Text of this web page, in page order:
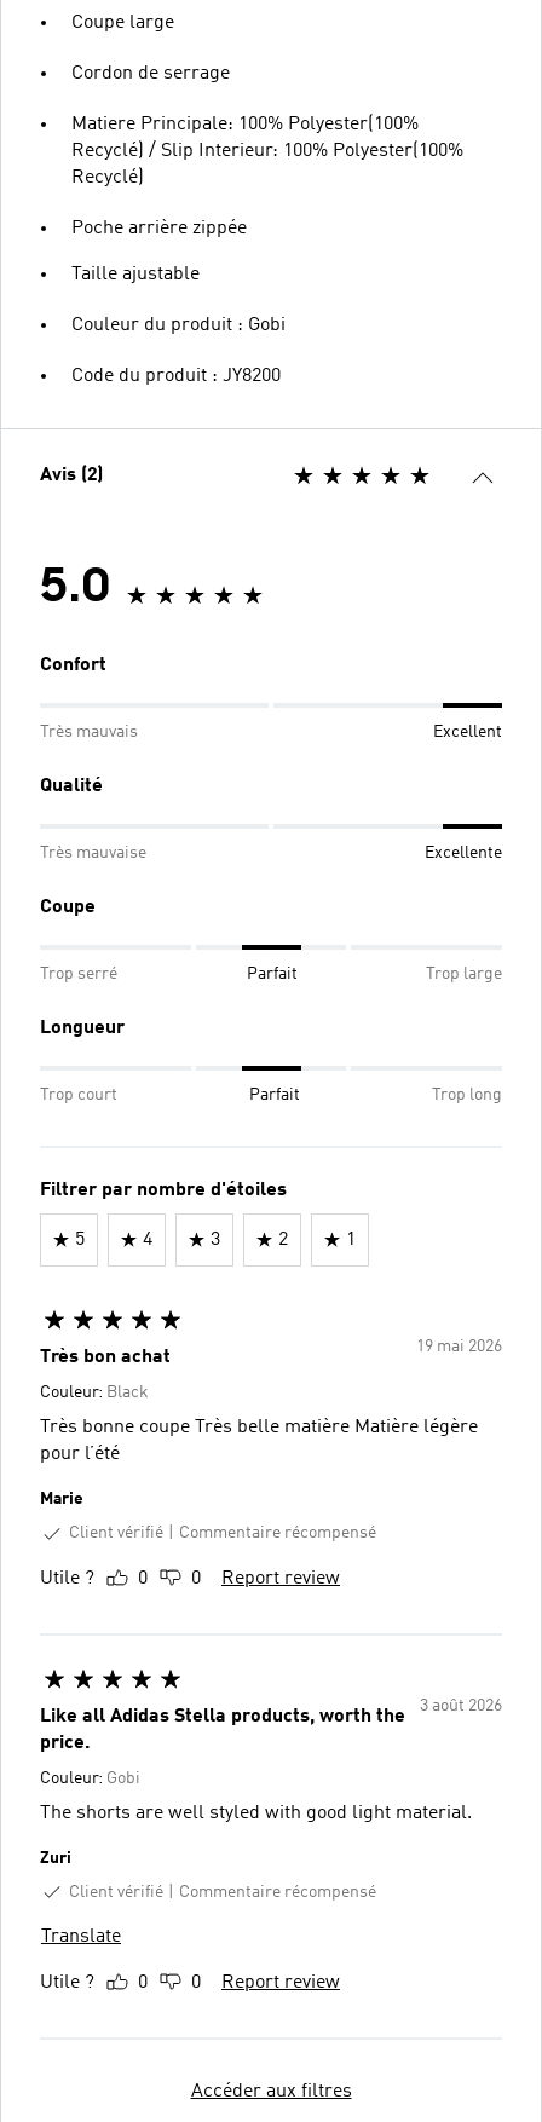
Coupe large
Cordon de serrage
Matiere Principale: 100% Polyester(100%
Recyclé) / Slip Interieur: 100% Polyester(100%
Recyclé)
Poche arrière zippée
Taille ajustable
Couleur du produit : Gobi
Code du produit : JY8200
Avis (2)
5.0
Confort
Très mauvais Excellent
Qualité
Très mauvaise Excellente
Coupe
Trop serré Parfait Trop large
Longueur
Trop court Parfait Trop long
Filtrer par nombre d'étoiles
5 4 3 2 1
19 mai 2026
Très bon achat
Couleur: Black
Très bonne coupe Très belle matière Matière légère
pour l’été
Marie
Client vérifié
Commentaire récompensé
Utile ? 0 0 Report review
3 août 2026
Like all Adidas Stella products, worth the
price.
Couleur: Gobi
The shorts are well styled with good light material.
Zuri
Client vérifié
Commentaire récompensé
Translate
Utile ? 0 0 Report review
Accéder aux filtres